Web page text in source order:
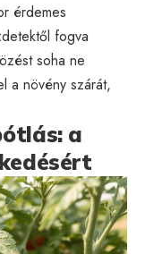
érdemes
fogva
soha ne
a növény szárát,
a